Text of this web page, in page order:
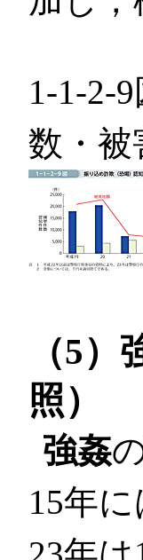
1-1-2-
数・被
（5
照）
強姦
15年